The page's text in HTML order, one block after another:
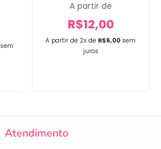
sem
A partir de 2x de R$6,00 sem
juros
A partir de
R$12,00
Atendimento